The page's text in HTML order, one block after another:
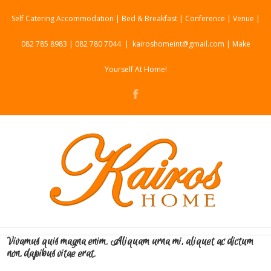
Self Catering Accommodation | Bed & Breakfast | Conference | Venue |
082 785 8983 | 082 780 7044 | kairoshomeint@gmail.com | Make
Yourself At Home!
Vivamus quis magna enim. Aliquam urna mi, aliquet ac dictum
non, dapibus vitae erat.